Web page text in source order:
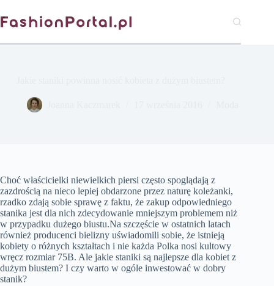
do
treści
Choć właścicielki niewielkich piersi często spoglądają z
zazdrością na nieco lepiej obdarzone przez naturę koleżanki,
rzadko zdają sobie sprawę z faktu, że zakup odpowiedniego
stanika jest dla nich zdecydowanie mniejszym problemem niż
w przypadku dużego biustu.Na szczęście w ostatnich latach
również producenci bielizny uświadomili sobie, że istnieją
kobiety o różnych kształtach i nie każda Polka nosi kultowy
wręcz rozmiar 75B. Ale jakie staniki są najlepsze dla kobiet z
dużym biustem? I czy warto w ogóle inwestować w dobry
stanik?